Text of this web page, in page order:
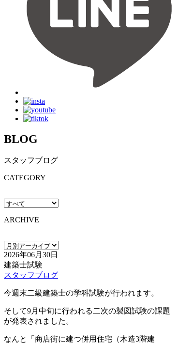
BLOG
スタッフブログ
CATEGORY
ARCHIVE
2026年06月30日
建築士試験
スタッフブログ
今週末二級建築士の学科試験が行われます。
そして9月中旬に行われる二次の製図試験の課題
が発表されました。
なんと「商店街に建つ併用住宅（木造3階建